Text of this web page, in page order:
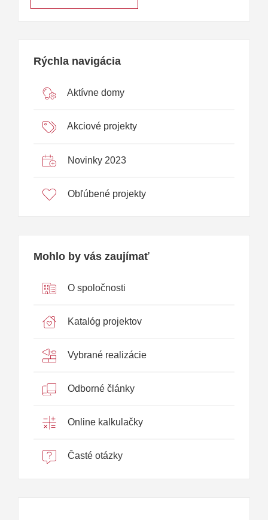
Rýchla navigácia
Aktívne domy
Akciové projekty
Novinky 2023
Obľúbené projekty
Mohlo by vás zaujímať
O spoločnosti
Katalóg projektov
Vybrané realizácie
Odborné články
Online kalkulačky
Časté otázky